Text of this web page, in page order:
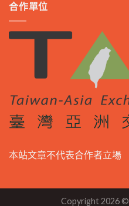
合作單位
本站文章不代表合作者立場
Copyright 2026 ©